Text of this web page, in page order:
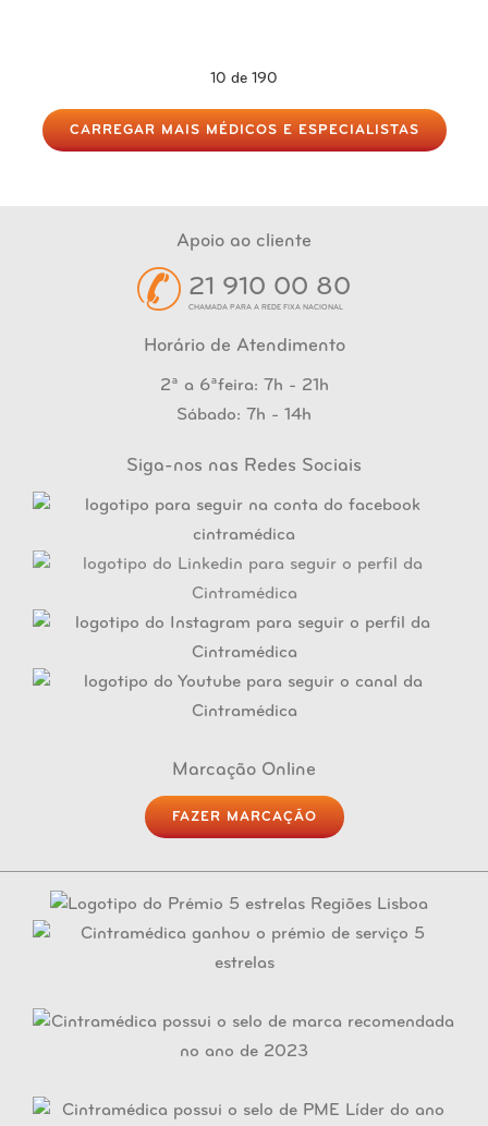
10 de 190
CARREGAR MAIS MÉDICOS E ESPECIALISTAS
Apoio ao cliente
21 910 00 80
CHAMADA PARA A REDE FIXA NACIONAL
Horário de Atendimento
2ª a 6ªfeira: 7h - 21h
Sábado: 7h - 14h
Siga-nos nas Redes Sociais
Marcação Online
FAZER MARCAÇÃO